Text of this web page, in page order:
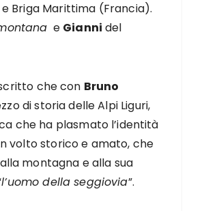
Briga Marittima (Francia).
e Gianni del
che con Bruno
di storia delle Alpi Liguri,
che ha plasmato l’identità
volto storico e amato, che
montagna e alla sua
l’uomo della seggiovia”.